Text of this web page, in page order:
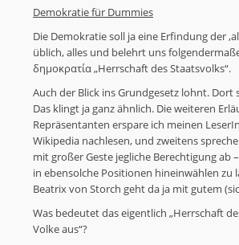
Demokratie für Dummies
Die Demokratie soll ja eine Erfindung der
üblich, alles und belehrt uns
δημοκρατία „Herrschaft des Staatsvolks“.
Auch der Blick ins Grundgesetz lohnt. Dort
Das klingt ja ganz ähnlich. Die weiteren
Repräsentanten erspare ich meinen
Wikipedia nachlesen, und zweitens
mit großer Geste jegliche Berechtigung ab
in ebensolche Positionen hineinwählen zu
Beatrix von Storch geht da ja mit gutem
Was bedeutet das eigentlich „Herrschaft
Volke aus“?